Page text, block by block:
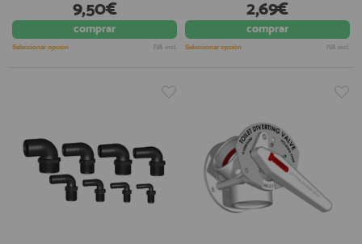
9,50€
comprar
Seleccionar opción IVA incl.
2,69€
comprar
Seleccionar opción IVA incl.